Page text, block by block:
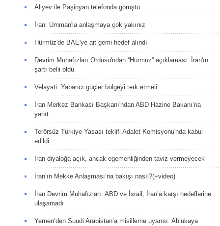
Aliyev ile Paşinyan telefonda görüştü
İran: Umman'la anlaşmaya çok yakınız
Hürmüz'de BAE'ye ait gemi hedef alındı
Devrim Muhafızları Ordusu'ndan “Hürmüz” açıklaması: İran'ın
şartı belli oldu
Velayati: Yabancı güçler bölgeyi terk etmeli
İran Merkez Bankası Başkanı'ndan ABD Hazine Bakanı’na
yanıt
Terörsüz Türkiye Yasası teklifi Adalet Komisyonu'nda kabul
edildi
İran diyaloğa açık, ancak egemenliğinden taviz vermeyecek
İran’ın Mekke Anlaşması’na bakışı nasıl?(+video)
İran Devrim Muhafızları: ABD ve İsrail, İran’a karşı hedeflerine
ulaşamadı
Yemen’den Suudi Arabistan’a misilleme uyarısı: Ablukaya